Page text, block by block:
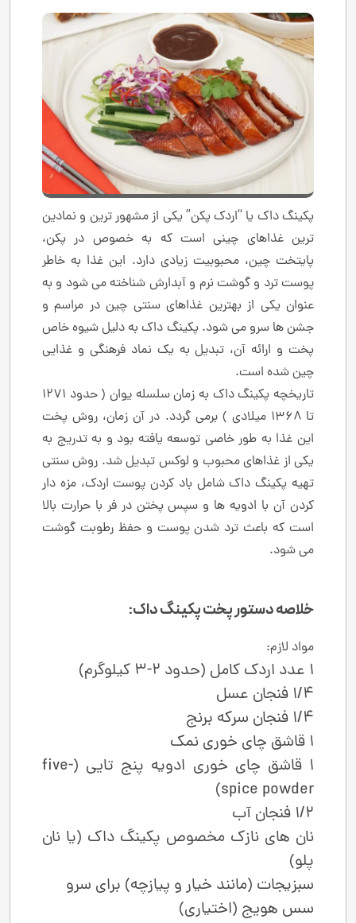
پکینگ داک یا “اردک پکن” یکی از مشهور ترین و نمادین
‌ترین غذاهای چینی است که به ‌خصوص در پکن،
پایتخت چین، محبوبیت زیادی دارد. این غذا به ‌خاطر
پوست ترد و گوشت نرم و آبدارش شناخته می‌ شود و به
‌عنوان یکی از بهترین غذاهای سنتی چین در مراسم و
جشن ‌ها سرو می ‌شود. پکینگ داک به دلیل شیوه خاص
پخت و ارائه آن، تبدیل به یک نماد فرهنگی و غذایی
چین شده است.
تاریخچه پکینگ داک به زمان سلسله یوان ( حدود ۱۲۷۱
تا ۱۳۶۸ میلادی ) برمی‌ گردد. در آن زمان، روش پخت
این غذا به ‌طور خاصی توسعه یافته بود و به‌ تدریج به
یکی از غذاهای محبوب و لوکس تبدیل شد. روش سنتی
تهیه پکینگ داک شامل باد کردن پوست اردک، مزه‌ دار
کردن آن با ادویه‌ ها و سپس پختن در فر با حرارت بالا
است که باعث ترد شدن پوست و حفظ رطوبت گوشت
می ‌شود.
خلاصه دستور پخت پکینگ داک:
مواد لازم:
1 عدد اردک کامل (حدود 2-3 کیلوگرم)
1/4 فنجان عسل
1/4 فنجان سرکه برنج
1 قاشق چای ‌خوری نمک
1 قاشق چای ‌خوری ادویه پنج ‌تایی (five-
spice powder)
1/2 فنجان آب
نان ‌های نازک مخصوص پکینگ داک (یا نان
پلو)
سبزیجات (مانند خیار و پیازچه) برای سرو
سس هویج (اختیاری)